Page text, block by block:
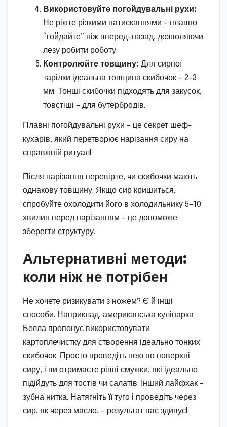
Використовуйте погойдувальні рухи:
Не ріжте різкими натисканнями – плавно
“гойдайте” ніж вперед-назад, дозволяючи
лезу робити роботу.
Контролюйте товщину: Для сирної
тарілки ідеальна товщина скибочок – 2–3
мм. Тонші скибочки підходять для закусок,
товстіші – для бутербродів.
Плавні погойдувальні рухи – це секрет шеф-
кухарів, який перетворює нарізання сиру на
справжній ритуал!
Після нарізання перевірте, чи скибочки мають
однакову товщину. Якщо сир кришиться,
спробуйте охолодити його в холодильнику 5–10
хвилин перед нарізанням – це допоможе
зберегти структуру.
Альтернативні методи:
коли ніж не потрібен
Не хочете ризикувати з ножем? Є й інші
способи. Наприклад, американська кулінарка
Белла пропонує використовувати
картоплечистку для створення ідеально тонких
скибочок. Просто проведіть нею по поверхні
сиру, і ви отримаєте рівні смужки, які ідеально
підійдуть для тостів чи салатів. Інший лайфхак –
зубна нитка. Натягніть її туго і проведіть через
сир, як через масло, – результат вас здивує!